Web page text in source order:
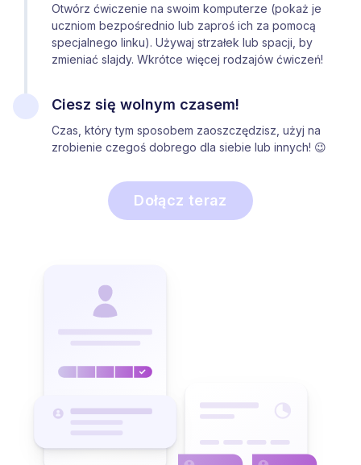
Otwórz ćwiczenie na swoim komputerze (pokaż je
uczniom bezpośrednio lub zaproś ich za pomocą
specjalnego linku). Używaj strzałek lub spacji, by
zmieniać slajdy. Wkrótce więcej rodzajów ćwiczeń!
Ciesz się wolnym czasem!
Czas, który tym sposobem zaoszczędzisz, użyj na
zrobienie czegoś dobrego dla siebie lub innych! 😉
Dołącz teraz